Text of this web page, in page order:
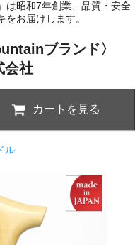
は昭和7年創業、品質・安全
お届けします。
ブランド〉
会社
カートを見る
ル